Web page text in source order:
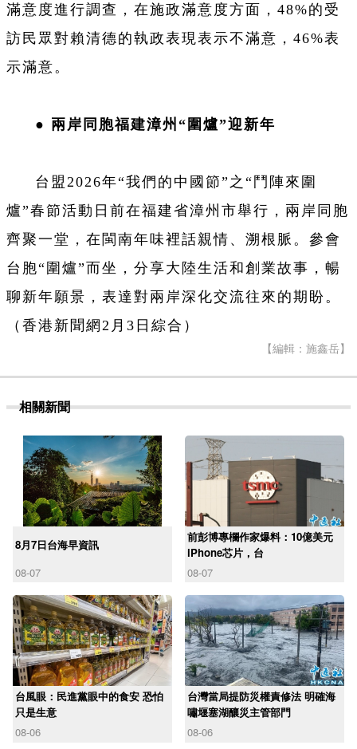
滿意度進行調查，在施政滿意度方面，48%的受
訪民眾對賴清德的執政表現表示不滿意，46%表
示滿意。
● 兩岸同胞福建漳州 “ 圍爐”迎新年
台盟 2026年“我們的中國節” 之 “ 鬥陣來圍
爐”春節活動日前在福建省漳州市舉行，兩岸同胞
齊聚一堂，在閩南年味裡話親情、溯根脈。參會
台胞“ 圍爐”而坐，分享大陸生活和創業故事，暢
聊新年願景，表達對兩岸深化交流往來的期盼。
（香港新聞網 2 月 3 日綜合）
【編輯：施鑫岳】
相關新聞
8月7日台海早資訊
08-07
前彭博專欄作家爆料：10億美元
iPhone芯片，台
08-07
台風眼：民進黨眼中的食安 恐怕
只是生意
08-06
台灣當局提防災權責修法 明確海
嘯堰塞湖釀災主管部門
08-06